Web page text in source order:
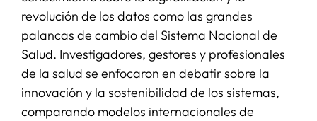
revolución de los datos como las grandes
palancas de cambio del Sistema Nacional de
Salud. Investigadores, gestores y profesionales
de la salud se enfocaron en debatir sobre la
innovación y la sostenibilidad de los sistemas,
comparando modelos internacionales de